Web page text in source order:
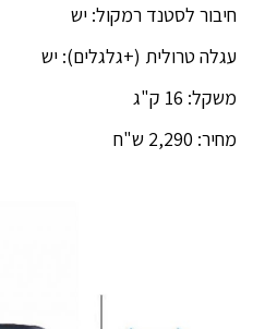
חיבור לסטנד רמקול: יש
עגלה טרולית (+גלגלים): יש
משקל: 16 ק"ג
מחיר: 2,290 ש"ח